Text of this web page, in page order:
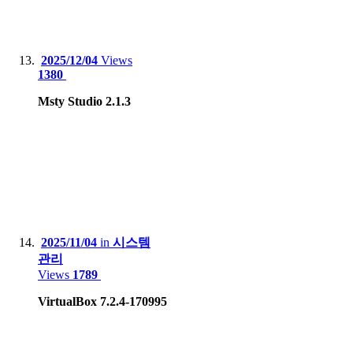
2025/12/04 Views
1380
Msty Studio 2.1.3
2025/11/04 in 시스템
관리
Views 1789
VirtualBox 7.2.4-170995